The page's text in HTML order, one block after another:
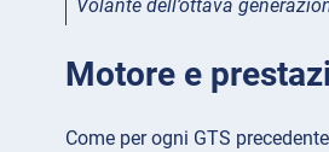
Volante dell’ottava
Motore e
Come per ogni GTS